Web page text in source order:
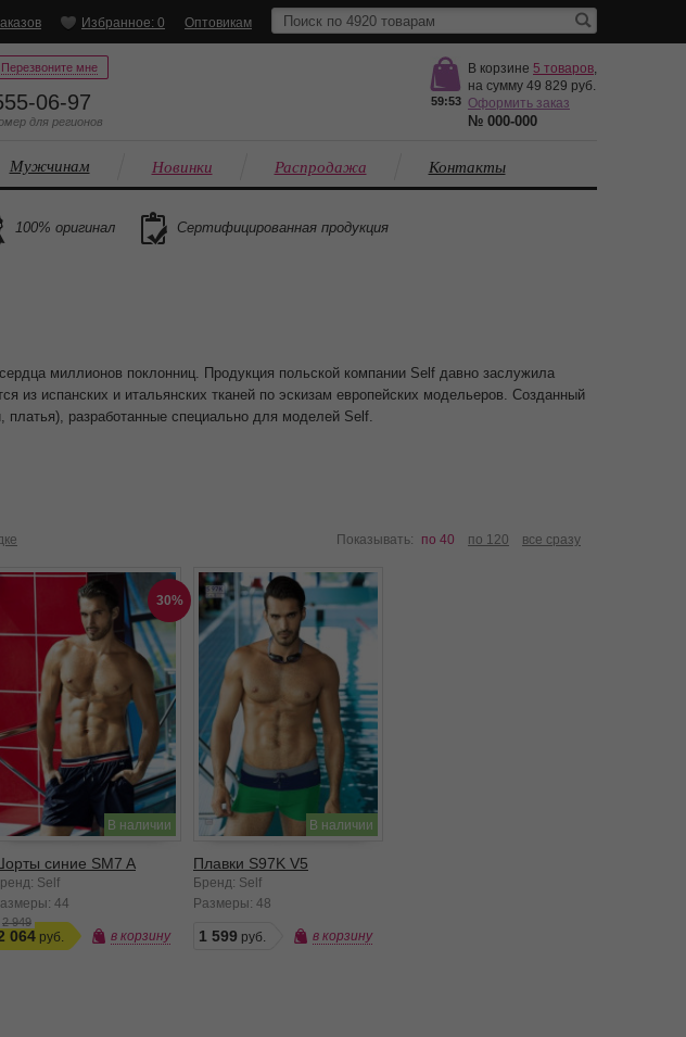
Избранное: 0 Оптовикам
06-97
для регионов
Перезвоните мне
59:52
В корзине 5 товаров,
на сумму 49 829
Оформить заказ
№ 000-000
Мужчинам Новинки Распродажа Контакты
100% оригинал Сертифицированная продукция
миллионов поклонниц. Продукция польской компании Self давно заслужила
из испанских и итальянских тканей по эскизам европейских модельеров. Созданный
разработанные специально для моделей Self.
Показывать: по 40 по 120 все сразу
30%
В наличии
синие SM7 A
Self
44
2 949
064 в корзину
В наличии
Плавки S97K V5
Бренд: Self
Размеры: 48
1 599 в корзину